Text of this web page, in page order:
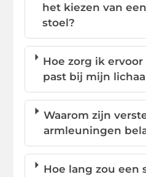
het kiezen van
stoel?
Hoe zorg ik
past bij mijn
Waarom zijn
armleuningen
Hoe lang zou een